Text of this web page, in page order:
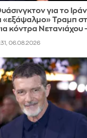
για το
«εξάψαλμο» Τραμπ
κόντρα Νετανιάχου
06.08.2026